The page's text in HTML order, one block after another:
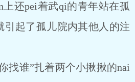
上还pei着武qi的青年站在孤
引起了孤儿院内其他人的注
找谁”扎着两个小揪揪的nai